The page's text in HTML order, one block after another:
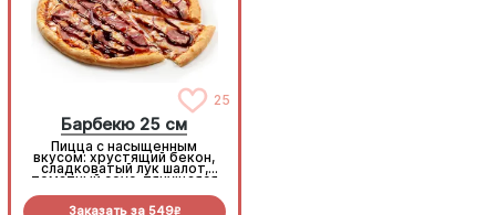
25
Барбекю 25 см
Пицца с насыщенным
вкусом: хрустящий бекон,
сладковатый лук шалот,
томатный соус, тянущаяся
прянный соус барбекю.
Заказать за 549R